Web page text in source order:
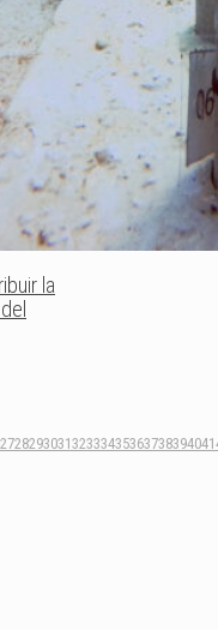
la
272829303132333435363738394041